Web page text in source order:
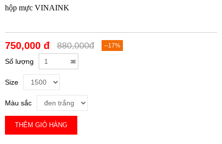
hộp mực VINAINK
750,000 đ 880,000đ --17%
Số lượng
Size
Màu sắc
THÊM GIỎ HÀNG